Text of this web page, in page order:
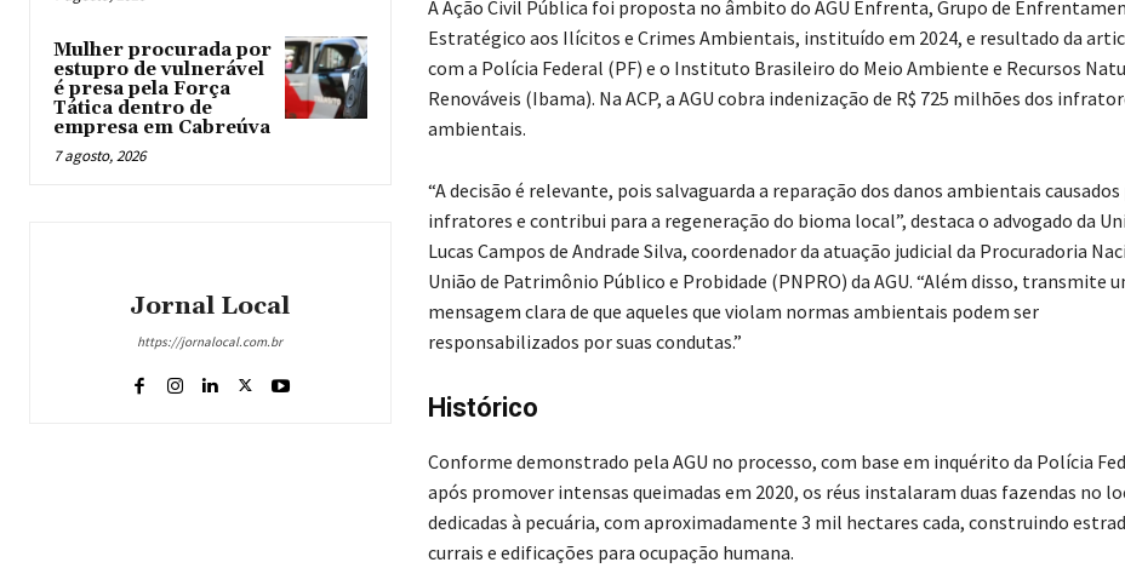
Mulher procurada por
estupro de vulnerável
é presa pela Força
Tática dentro de
empresa em Cabreúva
7 agosto, 2026
Jornal Local
https://jornalocal.com.br
A Ação Civil Pública foi proposta no âmbito do AGU Enfrenta, Grupo de
Estratégico aos Ilícitos e Crimes Ambientais, instituído em 2024, e resultado da
com a Polícia Federal (PF) e o Instituto Brasileiro do Meio Ambiente e Recursos
Renováveis (Ibama). Na ACP, a AGU cobra indenização de R$ 725 milhões dos
ambientais.
“A decisão é relevante, pois salvaguarda a reparação dos danos ambientais
infratores e contribui para a regeneração do bioma local”, destaca o advogado da
Lucas Campos de Andrade Silva, coordenador da atuação judicial da Procuradoria
União de Patrimônio Público e Probidade (PNPRO) da AGU. “Além disso, transmite
mensagem clara de que aqueles que violam normas ambientais podem ser
responsabilizados por suas condutas.”
Histórico
Conforme demonstrado pela AGU no processo, com base em inquérito da Polícia
após promover intensas queimadas em 2020, os réus instalaram duas fazendas no
dedicadas à pecuária, com aproximadamente 3 mil hectares cada, construindo
currais e edificações para ocupação humana.